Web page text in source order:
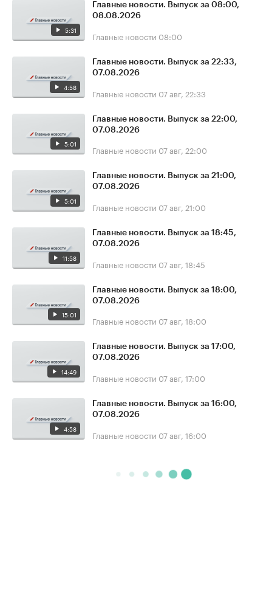
5:31
Главные новости. Выпуск за 08:00,
08.08.2026
Главные новости 08:00
4:58
Главные новости. Выпуск за 22:33,
07.08.2026
Главные новости 07 авг, 22:33
5:01
Главные новости. Выпуск за 22:00,
07.08.2026
Главные новости 07 авг, 22:00
5:01
Главные новости. Выпуск за 21:00,
07.08.2026
Главные новости 07 авг, 21:00
11:58
Главные новости. Выпуск за 18:45,
07.08.2026
Главные новости 07 авг, 18:45
15:01
Главные новости. Выпуск за 18:00,
07.08.2026
Главные новости 07 авг, 18:00
14:49
Главные новости. Выпуск за 17:00,
07.08.2026
Главные новости 07 авг, 17:00
4:58
Главные новости. Выпуск за 16:00,
07.08.2026
Главные новости 07 авг, 16:00